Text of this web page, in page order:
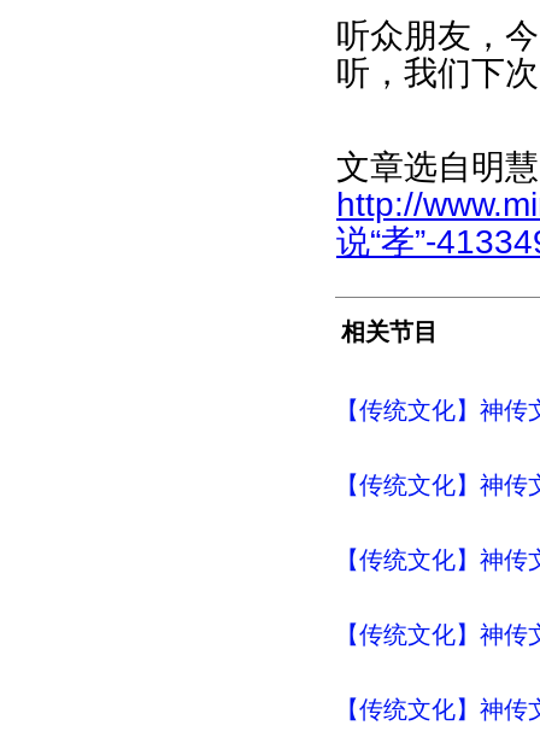
听众朋友，
听，我们下
文章选自明
http://
说“孝”-
相关节目
【传统文化】神
【传统文化】神
【传统文化】神
【传统文化】神
【传统文化】神